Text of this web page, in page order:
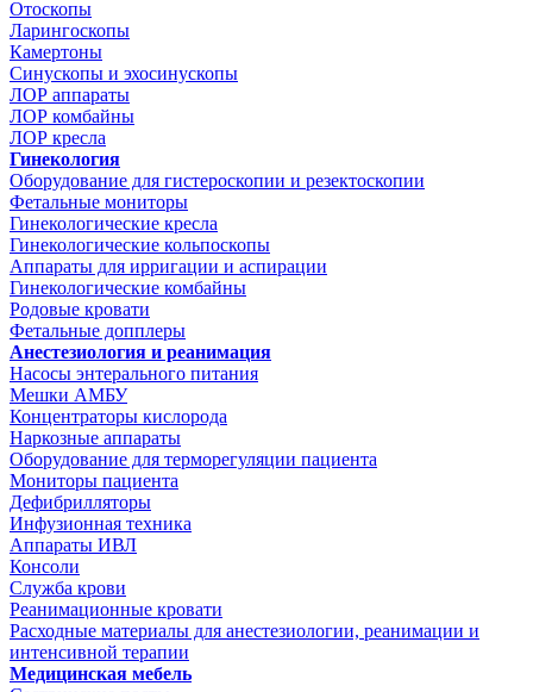
Отоскопы
Ларингоскопы
Камертоны
Синускопы и эхосинускопы
ЛОР аппараты
ЛОР комбайны
ЛОР кресла
Гинекология
Оборудование для гистероскопии и резектоскопии
Фетальные мониторы
Гинекологические кресла
Гинекологические кольпоскопы
Аппараты для ирригации и аспирации
Гинекологические комбайны
Родовые кровати
Фетальные допплеры
Анестезиология и реанимация
Насосы энтерального питания
Мешки АМБУ
Концентраторы кислорода
Наркозные аппараты
Оборудование для терморегуляции пациента
Мониторы пациента
Дефибрилляторы
Инфузионная техника
Аппараты ИВЛ
Консоли
Служба крови
Реанимационные кровати
Расходные материалы для анестезиологии, реанимации и
интенсивной терапии
Медицинская мебель